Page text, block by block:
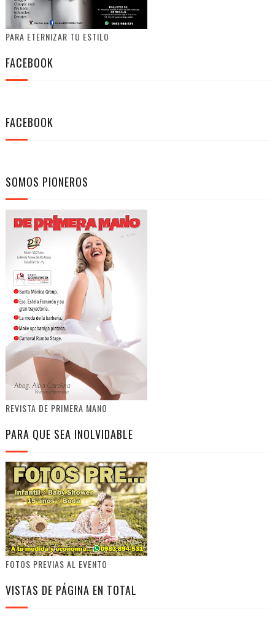
PARA ETERNIZAR TU ESTILO
FACEBOOK
FACEBOOK
SOMOS PIONEROS
REVISTA DE PRIMERA MANO
PARA QUE SEA INOLVIDABLE
FOTOS PREVIAS AL EVENTO
VISTAS DE PÁGINA EN TOTAL